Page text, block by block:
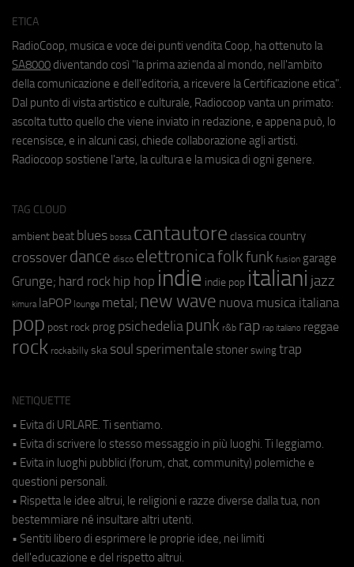
ETICA
RadioCoop, musica e voce dei punti vendita Coop, ha ottenuto la
SA8000 diventando così "la prima azienda al mondo, nell'ambito
della comunicazione e dell'editoria, a ricevere la Certificazione etica".
Dal punto di vista artistico e culturale, Radiocoop vanta un primato:
ascolta tutto quello che viene inviato in redazione, e appena può, lo
recensisce, e in alcuni casi, chiede collaborazione agli artisti.
Radiocoop sostiene l'arte, la cultura e la musica di ogni genere.
TAG CLOUD
ambient beat blues bossa cantautore classica country
crossover dance disco elettronicafolkfunk fusion garage
Grunge; hard rock hip hop indie indie pop italiani jazz
kimura laPOP lounge metal; new wave nuova musica italiana
pop post rock prog psichedeliapunk r&b rap rap italiano reggae
rock rockabilly ska soul sperimentale stoner swing trap
NETIQUETTE
• Evita di URLARE. Ti sentiamo.
• Evita di scrivere lo stesso messaggio in più luoghi. Ti leggiamo.
• Evita in luoghi pubblici (forum, chat, community) polemiche e
questioni personali.
• Rispetta le idee altrui, le religioni e razze diverse dalla tua, non
bestemmiare né insultare altri utenti.
• Sentiti libero di esprimere le proprie idee, nei limiti
dell'educazione e del rispetto altrui.